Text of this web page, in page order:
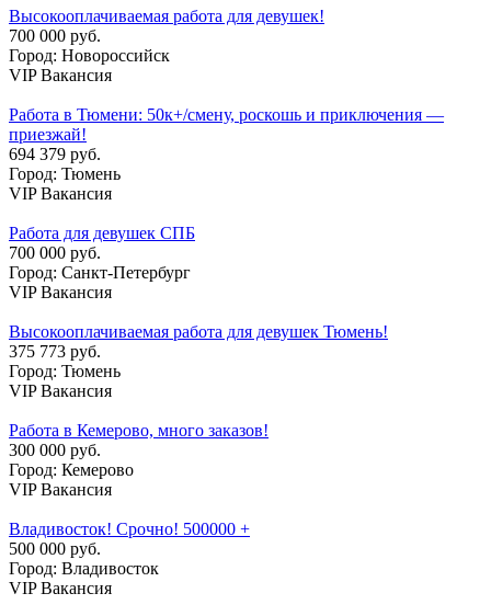
Высокооплачиваемая работа для девушек!
700 000 руб.
Город: Новороссийск
VIP Вакансия
Работа в Тюмени: 50к+/смену, роскошь и приключения —
приезжай!
694 379 руб.
Город: Тюмень
VIP Вакансия
Работа для девушек СПБ
700 000 руб.
Город: Санкт-Петербург
VIP Вакансия
Высокооплачиваемая работа для девушек Тюмень!
375 773 руб.
Город: Тюмень
VIP Вакансия
Работа в Кемерово, много заказов!
300 000 руб.
Город: Кемерово
VIP Вакансия
Владивосток! Срочно! 500000 +
500 000 руб.
Город: Владивосток
VIP Вакансия